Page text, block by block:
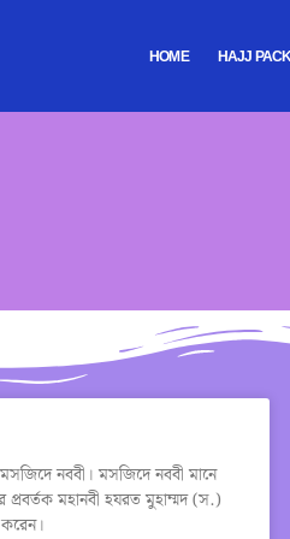
HOME HAJJ
নববী। মসজিদে নববী মানে
মহানবী হযরত মুহাম্মদ (স.)